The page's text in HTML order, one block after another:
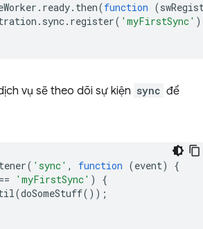
. ready. then(function (
. sync. register( 'myFirstSync'
vụ sẽ theo dõi sự kiện sync để
( 'sync' , function (event)
{
== 'myFirstSync' )
{
(doSomeStuff());